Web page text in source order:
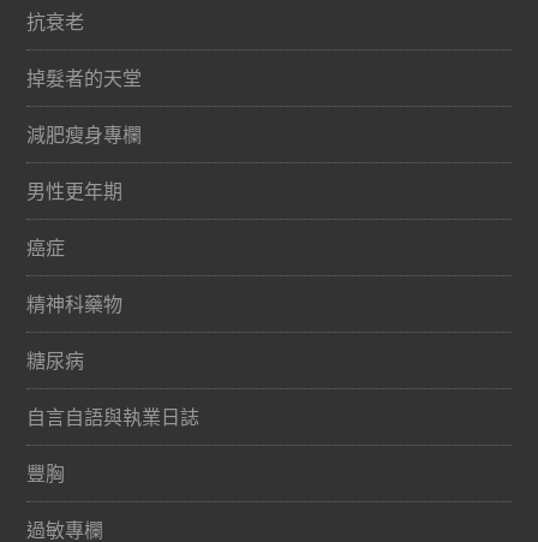
抗衰老
掉髮者的天堂
減肥瘦身專欄
男性更年期
癌症
精神科藥物
糖尿病
自言自語與執業日誌
豐胸
過敏專欄